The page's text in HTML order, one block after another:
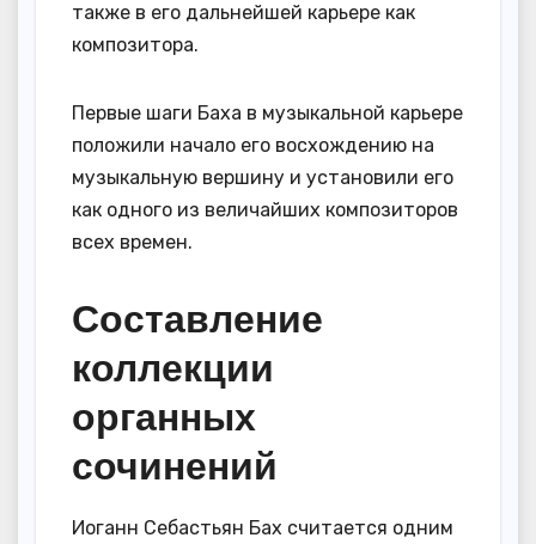
также в его дальнейшей карьере как
композитора.
Первые шаги Баха в музыкальной карьере
положили начало его восхождению на
музыкальную вершину и установили его
как одного из величайших композиторов
всех времен.
Составление
коллекции
органных
сочинений
Иоганн Себастьян Бах считается одним